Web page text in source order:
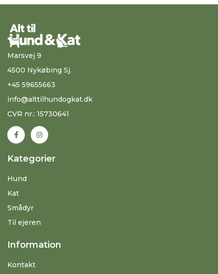
Marsvej 9
4500 Nykøbing Sj.
+45 59655663
info@alttilhundogkat.dk
CVR nr.: 15730641
Kategorier
Hund
Kat
Smådyr
Til ejeren
Information
Kontakt